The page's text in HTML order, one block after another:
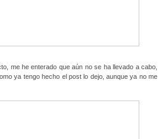
me he enterado que aún no se ha llevado a cabo,
ya tengo hecho el post lo dejo, aunque ya no me